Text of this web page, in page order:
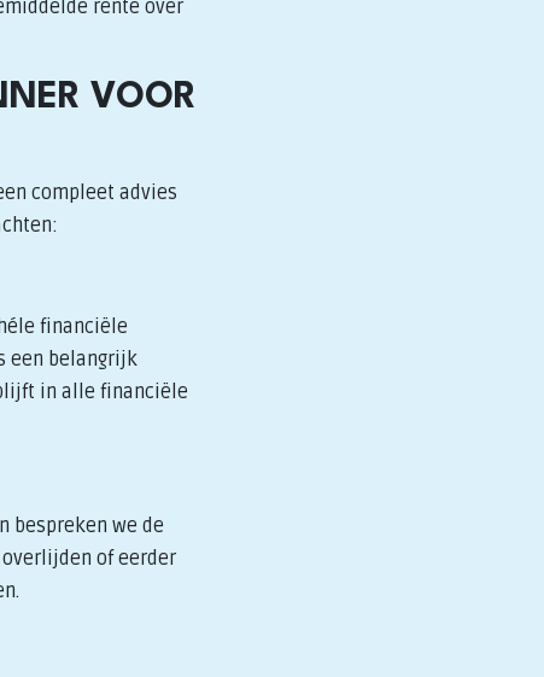
rente over
VOOR
compleet advies
financiële
een belangrijk
in alle financiële
bespreken we de
of eerder